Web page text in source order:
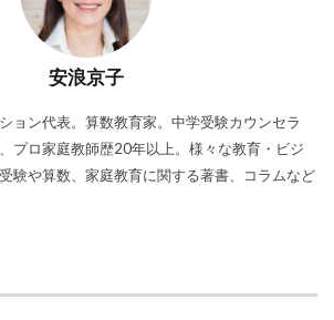
安浪京子
ョン代表。算数教育家。中学受験カウンセラ
プロ家庭教師歴20年以上。様々な教育・ビジ
験や算数、家庭教育に関する著書、コラムなど